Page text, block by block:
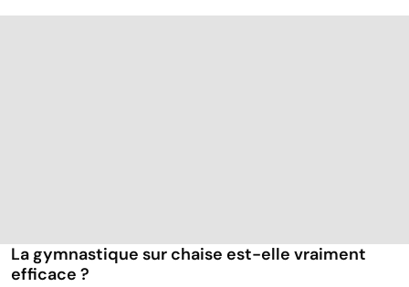
La gymnastique sur chaise est-elle vraiment
efficace ?